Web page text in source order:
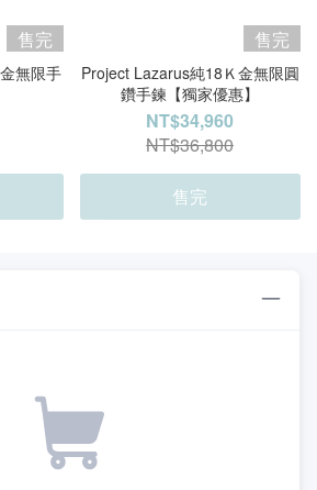
售完
無限手
售完
Project Lazarus純18Ｋ金無限圓
鑽手鍊【獨家優惠】
NT$34,960
NT$36,800
售完